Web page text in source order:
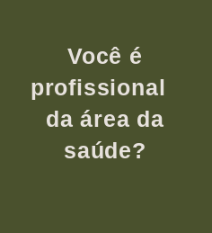
Você é
profissional
da área da
saúde?